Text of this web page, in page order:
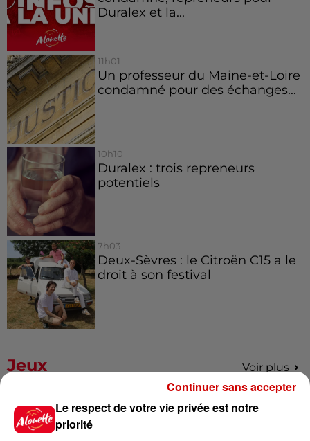
Duralex et la...
11h01
Un professeur du Maine-et-Loire
condamné pour des échanges...
10h10
Duralex : trois repreneurs
potentiels
7h03
Deux-Sèvres : le Citroën C15 a le
droit à son festival
Jeux Voir plus
Gagnez vos places pour le
Festival du Roi Arthur 2026 !
Le respect de votre vie privée est notre
priorité
Continuer sans accepter